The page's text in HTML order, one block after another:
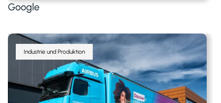
Google
Industrie und Produktion